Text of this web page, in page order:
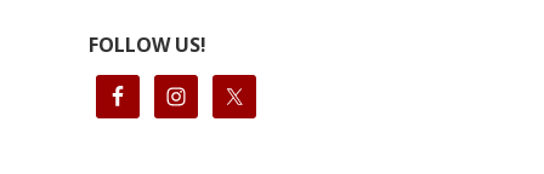
FOLLOW US!